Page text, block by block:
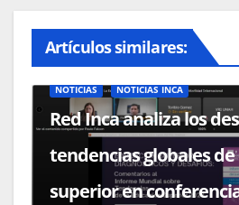
Artículos similares:
NOTICIAS NOTICIAS INCA
Red Inca analiza los
tendencias globales
superior en